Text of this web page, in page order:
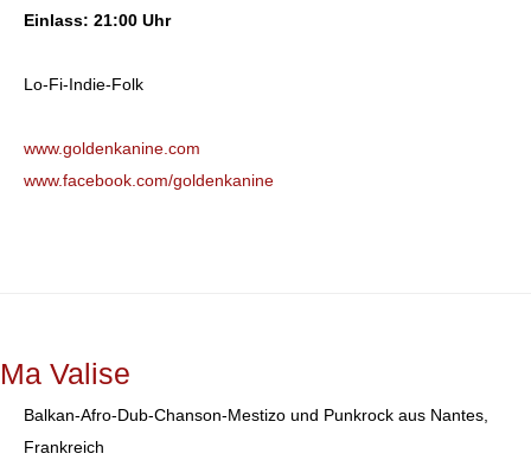
Einlass: 21:00 Uhr
Lo-Fi-Indie-Folk
www.goldenkanine.com
www.facebook.com/goldenkanine
Ma Valise
Balkan-Afro-Dub-Chanson-Mestizo und Punkrock aus Nantes,
Frankreich